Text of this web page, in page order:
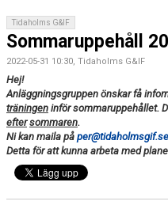
FÖRENINGEN
SOUVENIRER
GAMLA GIFFS
MATCHER
CUPER ARBETSBESKRIVNING
Tidaholms G&IF
Sommaruppehåll
2022-05-31 10:30, Tidaholms G&IF
Hej!
Anläggningsgruppen önskar få
träningen inför sommaruppehållet.
efter sommaren.
Ni kan maila på per@tidaholmsgif.se
Detta för att kunna arbeta med